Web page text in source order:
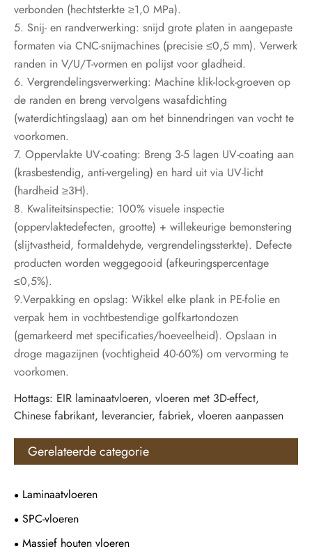
verbonden (hechtsterkte ≥1,0 ​​MPa).
5. Snij- en randverwerking: snijd grote platen in aangepaste
formaten via CNC-snijmachines (precisie ≤0,5 mm). Verwerk
randen in V/U/T-vormen en polijst voor gladheid.
6. Vergrendelingsverwerking: Machine klik-lock-groeven op
de randen en breng vervolgens wasafdichting
(waterdichtingslaag) aan om het binnendringen van vocht te
voorkomen.
7. Oppervlakte UV-coating: Breng 3-5 lagen UV-coating aan
(krasbestendig, anti-vergeling) en hard uit via UV-licht
(hardheid ≥3H).
8. Kwaliteitsinspectie: 100% visuele inspectie
(oppervlaktedefecten, grootte) + willekeurige bemonstering
(slijtvastheid, formaldehyde, vergrendelingssterkte). Defecte
producten worden weggegooid (afkeuringspercentage
≤0,5%).
9.Verpakking en opslag: Wikkel elke plank in PE-folie en
verpak hem in vochtbestendige golfkartondozen
(gemarkeerd met specificaties/hoeveelheid). Opslaan in
droge magazijnen (vochtigheid 40-60%) om vervorming te
voorkomen.
Hottags: EIR laminaatvloeren, vloeren met 3D-effect,
Chinese fabrikant, leverancier, fabriek, vloeren aanpassen
Gerelateerde categorie
Laminaatvloeren
SPC-vloeren
Massief houten vloeren